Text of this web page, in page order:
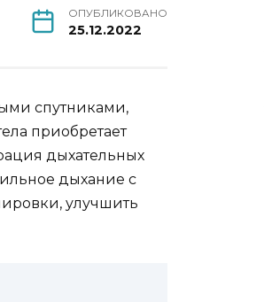
ОПУБЛИКОВАНО
25.12.2022
спутниками,
приобретает
дыхательных
дыхание с
улучшить